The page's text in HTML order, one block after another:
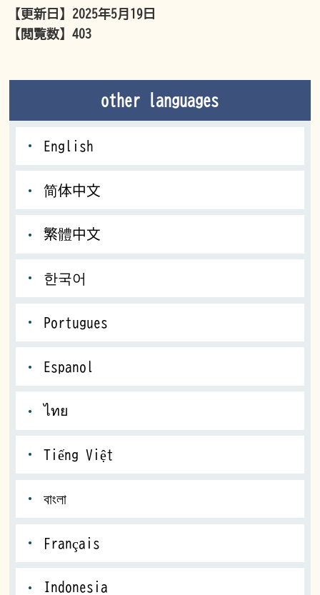
【更新日】 2025年5月19日
【閲覧数】403
other languages
English
简体中文
繁體中文
한국어
Portugues
Espanol
ไทย
Tiếng Việt
বাংলা
Français
Indonesia